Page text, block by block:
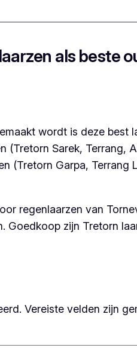
als beste
wordt is deze best
(Tretorn Sarek, Terrang,
(Tretorn Garpa, Terrang
regenlaarzen van
Goedkoop zijn Tretorn
Vereiste velden zijn